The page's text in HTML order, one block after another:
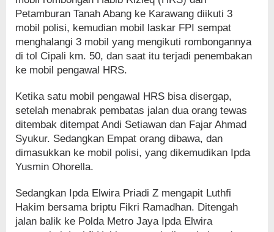
Petamburan Tanah Abang ke Karawang diikuti 3
mobil polisi, kemudian mobil laskar FPI sempat
menghalangi 3 mobil yang mengikuti rombongannya
di tol Cipali km. 50, dan saat itu terjadi penembakan
ke mobil pengawal HRS.
Ketika satu mobil pengawal HRS bisa disergap,
setelah menabrak pembatas jalan dua orang tewas
ditembak ditempat Andi Setiawan dan Fajar Ahmad
Syukur. Sedangkan Empat orang dibawa, dan
dimasukkan ke mobil polisi, yang dikemudikan Ipda
Yusmin Ohorella.
Sedangkan Ipda Elwira Priadi Z mengapit Luthfi
Hakim bersama briptu Fikri Ramadhan. Ditengah
jalan balik ke Polda Metro Jaya Ipda Elwira